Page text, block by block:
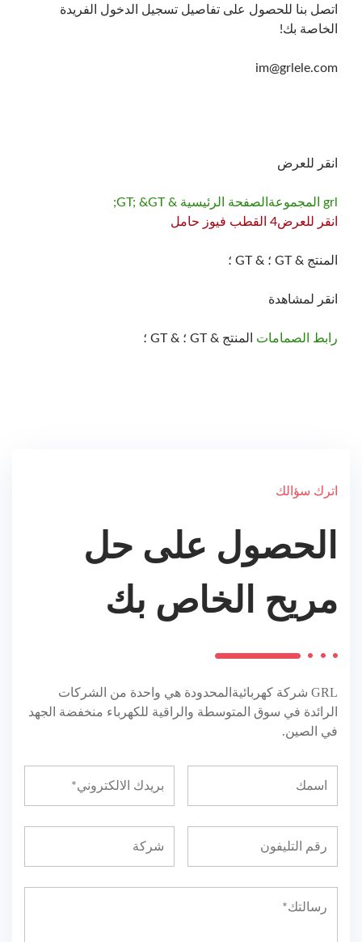
اتصل بنا للحصول على تفاصيل تسجيل الدخول الفريدة
الخاصة بك!
im@grlele.com
انقر للعرض
grl المجموعة
الصفحة الرئيسية & GT; &GT;
انقر للعرض4 القطب فيوز حامل
المنتج & GT ؛ & GT ؛
انقر لمشاهدة
رابط الصمامات المنتج & GT ؛ & GT ؛
اترك سؤالك
الحصول على حل
مريح الخاص بك
GRL شركة كهربائيةالمحدودة هي واحدة من الشركات
الرائدة في سوق المتوسطة والراقية للكهرباء منخفضة الجهد
في الصين.